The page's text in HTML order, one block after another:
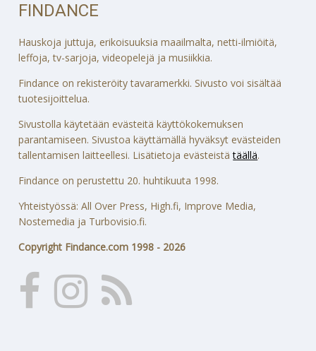
FINDANCE
Hauskoja juttuja, erikoisuuksia maailmalta, netti-ilmiöitä,
leffoja, tv-sarjoja, videopelejä ja musiikkia.
Findance on rekisteröity tavaramerkki. Sivusto voi sisältää
tuotesijoittelua.
Sivustolla käytetään evästeitä käyttökokemuksen
parantamiseen. Sivustoa käyttämällä hyväksyt evästeiden
tallentamisen laitteellesi. Lisätietoja evästeistätäällä.
Findance on perustettu 20. huhtikuuta 1998.
Yhteistyössä: All Over Press, High.fi, Improve Media,
Nostemedia ja Turbovisio.fi.
Copyright Findance.com 1998 - 2026